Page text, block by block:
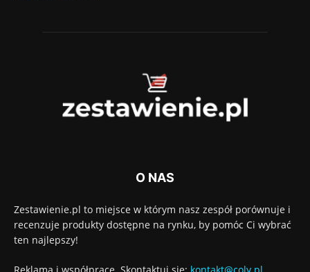
O NAS
Zestawienie.pl to miejsce w którym nasz zespół porównuje i
recenzuje produkty dostępne na rynku, by pomóc Ci wybrać
ten najlepszy!